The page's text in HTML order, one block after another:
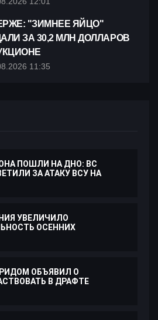
"ЗИМНЕЕ ЯЙЦО"
ЗА 30,2 МЛН ДОЛЛАРОВ
11:35
ПОШЛИ НА ДНО: ВС
ЗА АТАКУ ВСУ НА
УВЕЛИЧИЛО
ОСЕННИХ
ОБЪЯВИЛ О
В ДРАФТЕ